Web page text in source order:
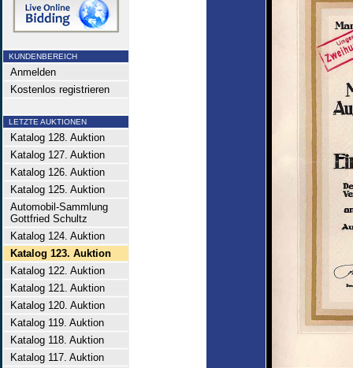
KUNDENBEREICH
Anmelden
Kostenlos registrieren
LETZTE AUKTIONEN
Katalog 128. Auktion
Katalog 127. Auktion
Katalog 126. Auktion
Katalog 125. Auktion
Automobil-Sammlung
Gottfried Schultz
Katalog 124. Auktion
Katalog 123. Auktion
Katalog 122. Auktion
Katalog 121. Auktion
Katalog 120. Auktion
Katalog 119. Auktion
Katalog 118. Auktion
Katalog 117. Auktion